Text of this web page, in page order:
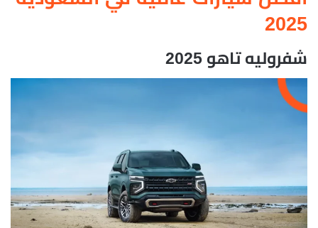
2025
شفروليه تاهو 2025